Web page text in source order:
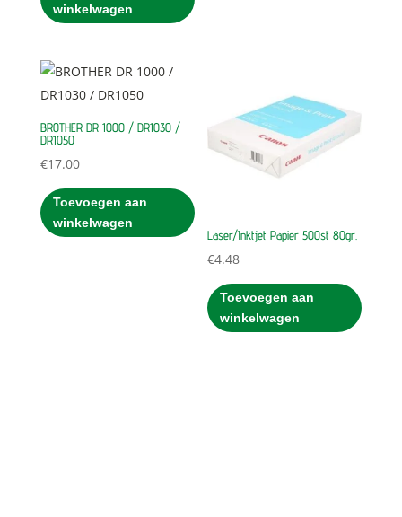
winkelwagen
BROTHER DR 1000 / DR1030 /
DR1050
€17.00
Toevoegen aan
winkelwagen
Laser/Inktjet Papier 500st 80gr.
€4.48
Toevoegen aan
winkelwagen